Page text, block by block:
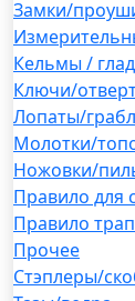
Замки/
Кельмы /
Ключи/
Лопаты/
Молотки/
Ножовки/
Правило для
Правило
Прочее
Стэплеры/